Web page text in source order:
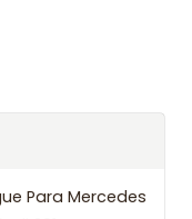
desde 2019,
Para Mercedes